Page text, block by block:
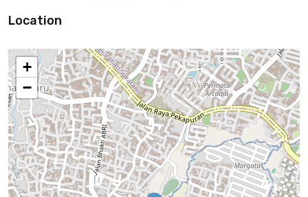
Location
+
−